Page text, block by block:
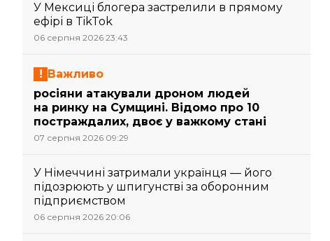
У Мексиці блогера застрелили в прямому
ефірі в TikTok
06 серпня 2026 23:43
Важливо
росіяни атакували дроном людей
на ринку на Сумщині. Відомо про 10
постраждалих, двоє у важкому стані
07 серпня 2026 09:29
У Німеччині затримали українця — його
підозрюють у шпигунстві за оборонним
підприємством
06 серпня 2026 20:06